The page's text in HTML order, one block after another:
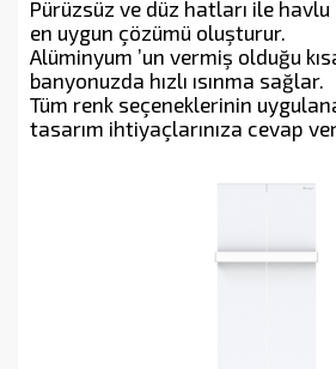
Pürüzsüz ve düz hatları ile havlu
en uygun çözümü oluşturur.
Alüminyum ’un vermiş olduğu
banyonuzda hızlı ısınma sağlar.
Tüm renk seçeneklerinin
tasarım ihtiyaçlarınıza cevap